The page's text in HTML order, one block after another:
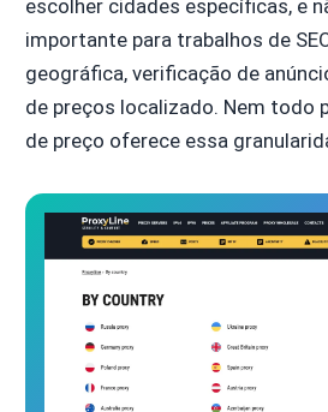
escolher cidades específicas, e
importante para trabalhos de
geográfica, verificação de
de preços localizado. Nem todo
de preço oferece essa